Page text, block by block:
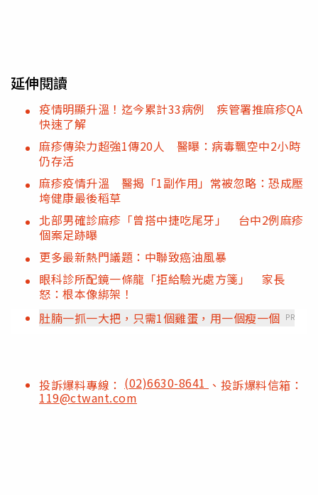
延伸閱讀
疫情明顯升溫！迄今累計33病例 疾管署推麻疹QA
快速了解
麻疹傳染力超強1傳20人 醫曝：病毒飄空中2小時
仍存活
麻疹疫情升溫 醫揭「1副作用」常被忽略：恐成壓
垮健康最後稻草
北部男確診麻疹「曾搭中捷吃尾牙」 台中2例麻疹
個案足跡曝
更多最新熱門議題：中聯致癌油風暴
眼科診所配鏡一條龍「拒給驗光處方箋」 家長
怒：根本像綁架！
肚腩一抓一大把，只需1個雞蛋，用一個瘦一個 PR
投訴爆料專線： (02)6630-8641 、投訴爆料信箱：
119@ctwant.com